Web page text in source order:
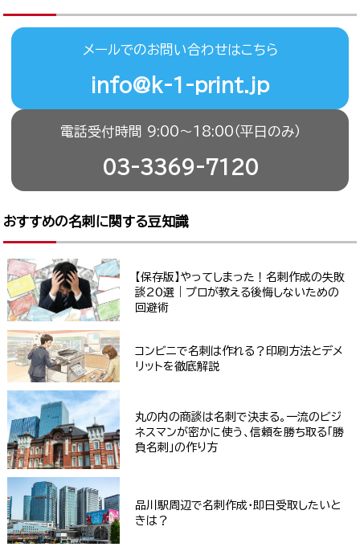
メールでのお問い合わせはこちら
info@k-1-print.jp
電話受付時間 9:00〜18:00（平日のみ）
03-3369-7120
おすすめの名刺に関する豆知識
【保存版】やってしまった！名刺作成の失敗
談20選｜プロが教える後悔しないための
回避術
コンビニで名刺は作れる？印刷方法とデメ
リットを徹底解説
丸の内の商談は名刺で決まる。一流のビジ
ネスマンが密かに使う、信頼を勝ち取る「勝
負名刺」の作り方
品川駅周辺で名刺作成・即日受取したいと
きは？